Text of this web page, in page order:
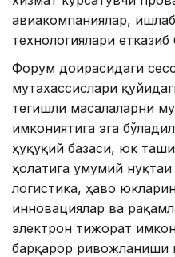
авиакомпаниялар,
технологиялари
Форум доирасидаги
мутахассислари
тегишли масалаларни
имкониятига эга
ҳуқуқий базаси, юк
ҳолатига умумий
логистика, ҳаво
инновациялар ва
электрон тижорат
барқарор ривожланиши